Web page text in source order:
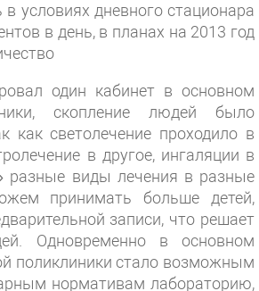
условиях дневного стационара
в день, в планах на 2013 год
один кабинет в основном
скопление людей было
как светолечение проходило в
в другое, ингаляции в
разные виды лечения в разные
принимать больше детей,
записи, что решает
Одновременно в основном
поликлиники стало возможным
нормативам лабораторию,